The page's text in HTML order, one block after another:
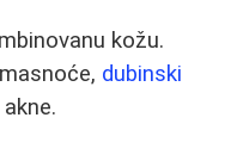
kožu.
dubinski